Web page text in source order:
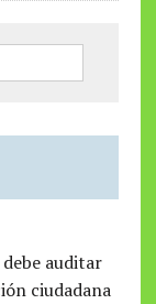
auditar
ciudadana